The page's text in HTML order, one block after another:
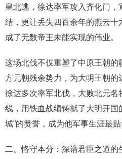
皇北逃，徐达率军攻入齐化门
结，更让丢失四百余年的燕云
成了无数帝王未能实现的伟业。
这场北伐不仅重塑了中原王朝
方元朝残余势力，为大明王朝的
徐达多次率军北伐，大败北元名
线，用铁血战绩铸就了大明开国
城”的赞誉，成为他军事生涯最贴
二、恪守本分：深谙君臣之道的